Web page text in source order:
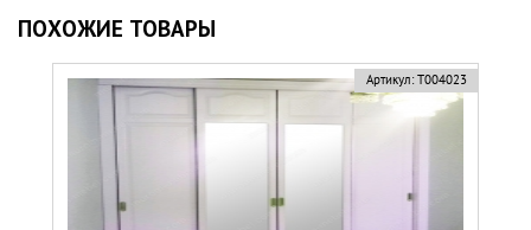
ПОХОЖИЕ ТОВАРЫ
Артикул: Т004023